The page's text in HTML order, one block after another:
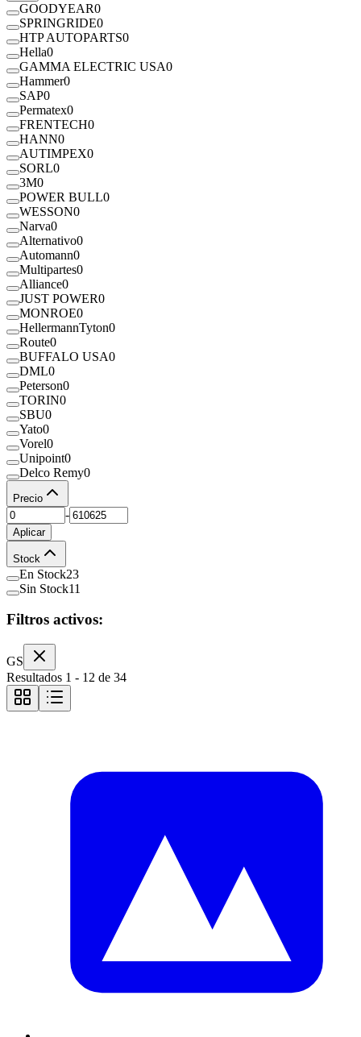
GOODYEAR0
SPRINGRIDE0
HTP AUTOPARTS0
Hella0
GAMMA ELECTRIC USA0
Hammer0
SAP0
Permatex0
FRENTECH0
HANN0
AUTIMPEX0
SORL0
3M0
POWER BULL0
WESSON0
Narva0
Alternativo0
Automann0
Multipartes0
Alliance0
JUST POWER0
MONROE0
HellermannTyton0
Route0
BUFFALO USA0
DML0
Peterson0
TORIN0
SBU0
Yato0
Vorel0
Unipoint0
Delco Remy0
Precio
-
Aplicar
Stock
En Stock23
Sin Stock11
Filtros activos:
GS
Resultados 1 - 12 de 34